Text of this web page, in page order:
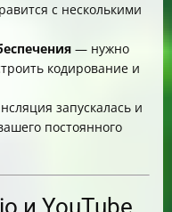
с несколькими
— нужно
кодирование и
запускалась и
постоянного